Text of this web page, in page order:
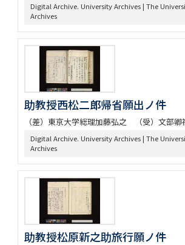
Digital Archive. University Archives | The
Archives
助教授西松二郎帰省願出ノ件
（差）東京大学総理加藤弘之 （受）文部卿
Digital Archive. University Archives | The
Archives
助教授松原新之助旅行願ノ件